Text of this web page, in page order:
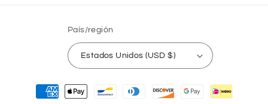
País/región
Estados Unidos (USD $)
Formas